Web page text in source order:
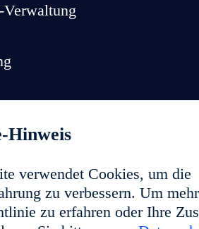
Hinweis
verwendet Cookies, um die
zu verbessern. Um
zu erfahren oder Ihre